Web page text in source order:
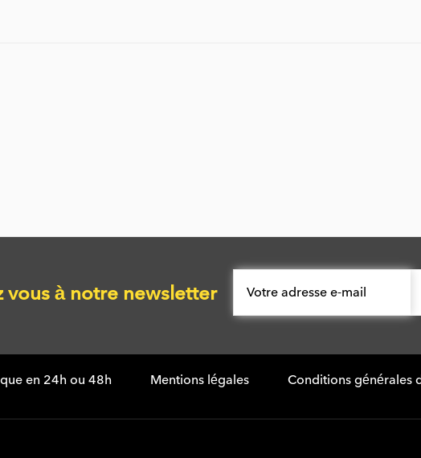
vous à notre newsletter
en 24h ou 48h Mentions légales Conditions générales